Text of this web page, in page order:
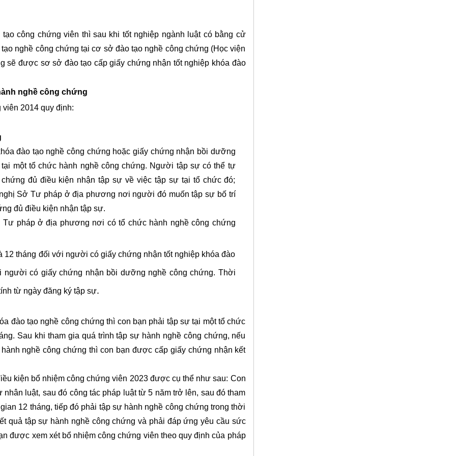
công chứng viên thì sau khi tốt nghiệp ngành luật có bằng cử
nghề công chứng tại cơ sở đào tạo nghề công chứng (Học viện
sẽ được sơ sở đào tạo cấp giấy chứng nhận tốt nghiệp khóa đào
nghề công chứng
2014 quy định:
đào tạo nghề công chứng hoặc giấy chứng nhận bồi dưỡng
một tổ chức hành nghề công chứng. Người tập sự có thể tự
đủ điều kiện nhận tập sự về việc tập sự tại tổ chức đó;
Sở Tư pháp ở địa phương nơi người đó muốn tập sự bố trí
đủ điều kiện nhận tập sự.
pháp ở địa phương nơi có tổ chức hành nghề công chứng
tháng đối với người có giấy chứng nhận tốt nghiệp khóa đào
người có giấy chứng nhận bồi dưỡng nghề công chứng. Thời
từ ngày đăng ký tập sự.
tạo nghề công chứng thì con bạn phải tập sự tại một tổ chức
Sau khi tham gia quá trình tập sự hành nghề công chứng, nếu
nghề công chứng thì con bạn được cấp giấy chứng nhận kết
kiện bổ nhiệm công chứng viên 2023 được cụ thể như sau: Con
luật, sau đó công tác pháp luật từ 5 năm trở lên, sau đó tham
12 tháng, tiếp đó phải tập sự hành nghề công chứng trong thời
quả tập sự hành nghề công chứng và phải đáp ứng yêu cầu sức
được xem xét bổ nhiệm công chứng viên theo quy định của pháp